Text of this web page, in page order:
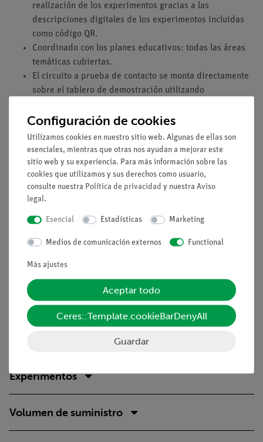
realización de los experimentos gracias a las
descripciones digitales de los experimentos incluidas
como código QR.
Coordinado con los planes educativos: todas las áreas
temáticas cubiertas.
El circuito a prueba de contacto se monta directamente
sobre el tablero de demostración utilizando
con contactos duros chapados en oro y resistentes a la
corrosión.
Impresión de alto contraste de los símbolos eléctricos
en la parte superior.
Esquema de los experimentos representable en su
totalidad.
Comparabilidad al 100 % de los módulos de
demostración y de los módulos estudiantiles.
Especificaciones técnicas
El set de equipamiento consta de una caja de almacenamiento
llevar a cabo los experimentos. La caja, robusta y apilable,
está equipada con una espuma a medida que protege los
componentes y permite comprobar rápidamente si están
Experimentos
Volumen de suministro
Configuración de cookies
Utilizamos cookies en nuestro sitio web. Algunas de ellas son
esenciales, mientras que otras nos ayudan a mejorar este
sitio web y su experiencia. Para más información sobre las
cookies que utilizamos y sus derechos como usuario,
consulte nuestra Política de privacidad y nuestra Aviso
legal.
Esencial Estadísticas Marketing
Medios de comunicación externos Functional
Más ajustes
Aceptar todo
Ceres::Template.cookieBarDenyAll
Guardar